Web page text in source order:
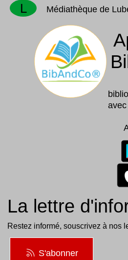
L Médiathèque de
La lettre
Restez informé, souscrivez à nos
S'abonner